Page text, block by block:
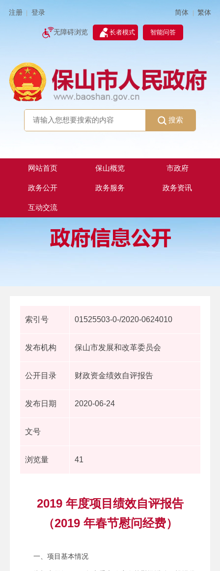
注册 登录 简体 | 繁体
无障碍浏览 长者模式 智能问答
搜索
网站首页 保山概览 市政府
政务公开 政务服务 政务资讯
互动交流
索引号 01525503-0-/2020-0624010
发布机构 保山市发展和改革委员会
公开目录 财政资金绩效自评报告
发布日期 2020-06-24
文号
浏览量 41
2019 年度项目绩效自评报告
（2019 年春节慰问经费）
一、项目基本情况